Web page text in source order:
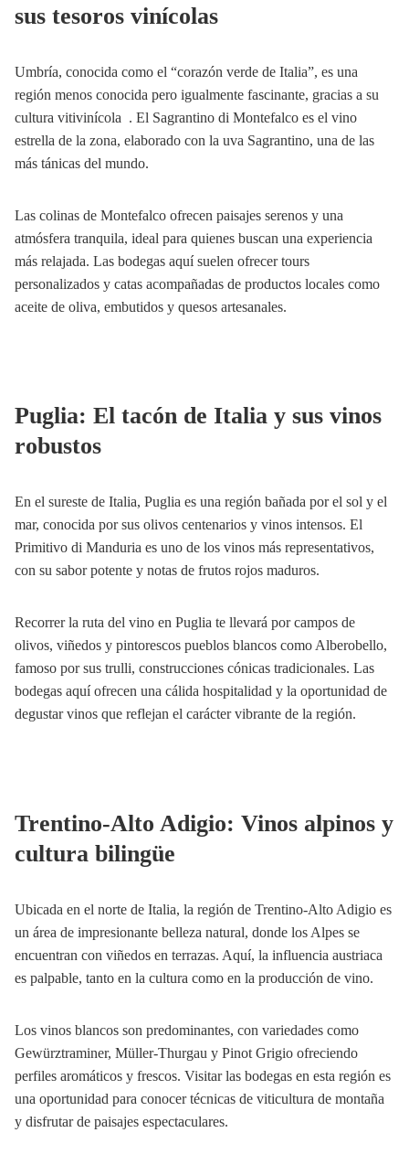
sus tesoros vinícolas
Umbría, conocida como el “corazón verde de Italia”, es una
región menos conocida pero igualmente fascinante, gracias a su
cultura vitivinícola . El Sagrantino di Montefalco es el vino
estrella de la zona, elaborado con la uva Sagrantino, una de las
más tánicas del mundo.
Las colinas de Montefalco ofrecen paisajes serenos y una
atmósfera tranquila, ideal para quienes buscan una experiencia
más relajada. Las bodegas aquí suelen ofrecer tours
personalizados y catas acompañadas de productos locales como
aceite de oliva, embutidos y quesos artesanales.
Puglia: El tacón de Italia y sus vinos
robustos
En el sureste de Italia, Puglia es una región bañada por el sol y el
mar, conocida por sus olivos centenarios y vinos intensos. El
Primitivo di Manduria es uno de los vinos más representativos,
con su sabor potente y notas de frutos rojos maduros.
Recorrer la ruta del vino en Puglia te llevará por campos de
olivos, viñedos y pintorescos pueblos blancos como Alberobello,
famoso por sus trulli, construcciones cónicas tradicionales. Las
bodegas aquí ofrecen una cálida hospitalidad y la oportunidad de
degustar vinos que reflejan el carácter vibrante de la región.
Trentino-Alto Adigio: Vinos alpinos y
cultura bilingüe
Ubicada en el norte de Italia, la región de Trentino-Alto Adigio es
un área de impresionante belleza natural, donde los Alpes se
encuentran con viñedos en terrazas. Aquí, la influencia austriaca
es palpable, tanto en la cultura como en la producción de vino.
Los vinos blancos son predominantes, con variedades como
Gewürztraminer, Müller-Thurgau y Pinot Grigio ofreciendo
perfiles aromáticos y frescos. Visitar las bodegas en esta región es
una oportunidad para conocer técnicas de viticultura de montaña
y disfrutar de paisajes espectaculares.